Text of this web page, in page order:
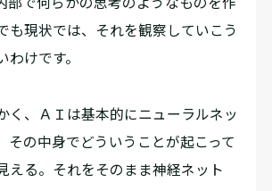
も現状では、それを観察していこう
わけです。
く、ＡＩは基本的にニューラルネッ
その中身でどういうことが起こって
える。それをそのまま神経ネット